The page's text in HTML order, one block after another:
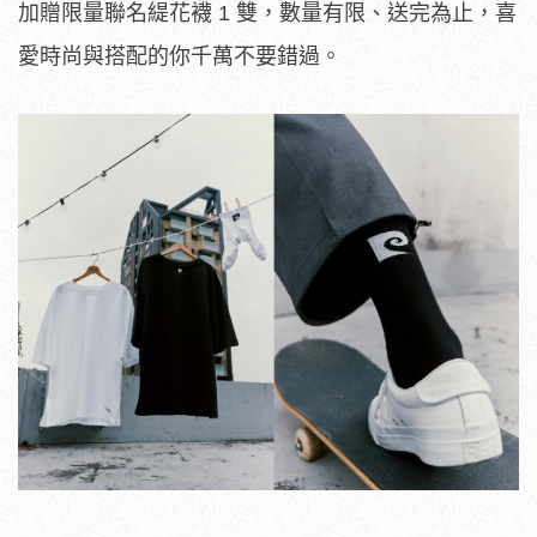
加贈限量聯名緹花襪 1 雙，數量有限、送完為止，喜
愛時尚與搭配的你千萬不要錯過。